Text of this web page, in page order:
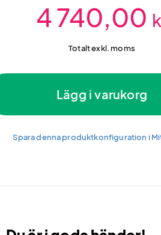
4 740,00
Totalt exkl. moms
Lägg i varukorg
Spara denna produktkonfiguration i